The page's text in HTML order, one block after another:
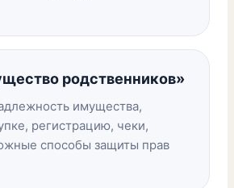
родственников»
имущества,
регистрацию, чеки,
способы защиты прав